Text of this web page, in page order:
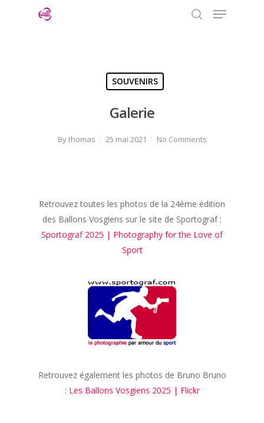
Menu
SOUVENIRS
Galerie
Bythomas 25 mai 2021 No Comments
Retrouvez toutes les photos de la 24ème édition
des Ballons Vosgiens sur le site de Sportograf :
Sportograf 2025 | Photography for the Love of
Sport
Retrouvez également les photos de Bruno Bruno
: Les Ballons Vosgiens 2025 | Flickr